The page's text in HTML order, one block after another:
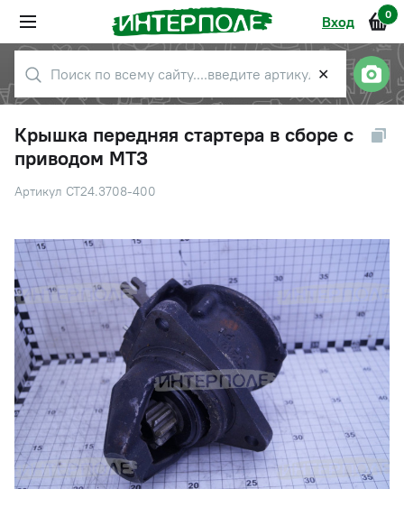
Вход 0
✕
Крышка передняя стартера в сборе с
приводом МТЗ
Артикул СТ24.3708-400